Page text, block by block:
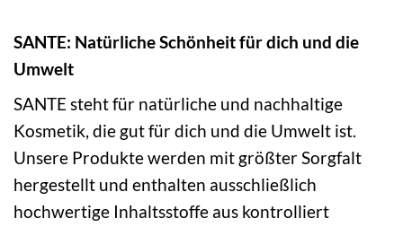
SANTE: Natürliche Schönheit für dich und die
Umwelt
SANTE steht für natürliche und nachhaltige
Kosmetik, die gut für dich und die Umwelt ist.
Unsere Produkte werden mit größter Sorgfalt
hergestellt und enthalten ausschließlich
hochwertige Inhaltsstoffe aus kontrolliert